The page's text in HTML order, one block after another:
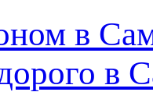
в
в